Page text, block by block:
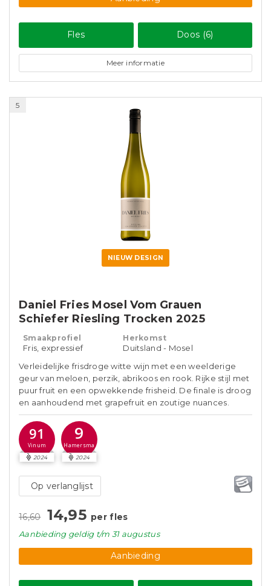
Fles Doos (6)
Meer informatie
5
NIEUW DESIGN
Daniel Fries Mosel Vom Grauen
Schiefer Riesling Trocken 2025
Smaakprofiel
Fris, expressief
Herkomst
Duitsland - Mosel
Verleidelijke frisdroge witte wijn met een weelderige
geur van meloen, perzik, abrikoos en rook. Rijke stijl met
puur fruit en een opwekkende frisheid. De finale is droog
en aanhoudend met grapefruit en zoutige nuances.
91
Vinum
2024
9
Hamersma
2024
Op verlanglijst
16,60 14,95 per fles
Aanbieding geldigt/m 31 augustus
Aanbieding